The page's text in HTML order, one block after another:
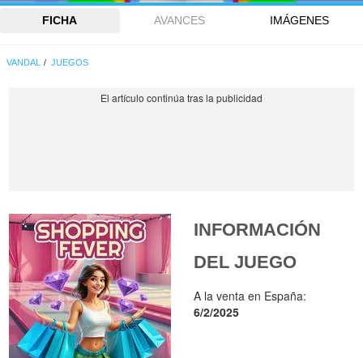
FICHA AVANCES IMÁGENES
VANDAL JUEGOS
INFORMACIÓN
DEL JUEGO
A la venta en España:
6/2/2025